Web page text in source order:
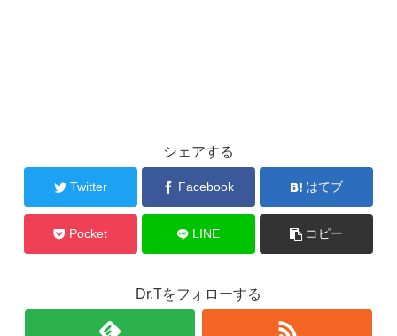
シェアする
Twitter Facebook はてブ
Pocket LINE コピー
Dr.Tをフォローする